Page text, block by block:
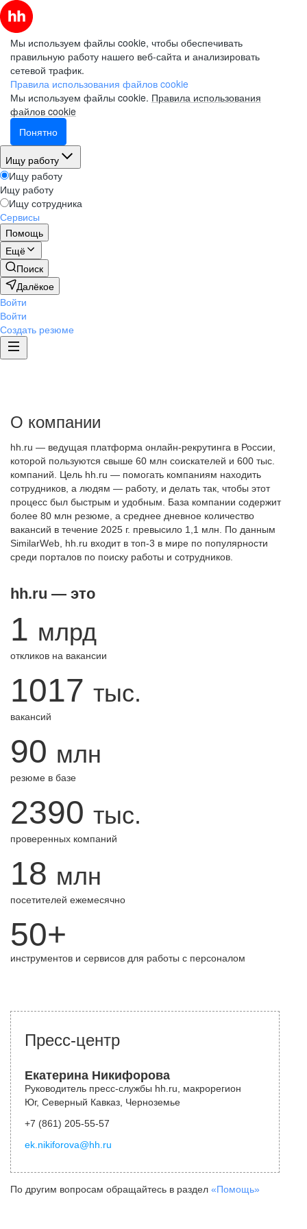
Мы используем файлы cookie, чтобы обеспечивать
правильную работу нашего веб-сайта и анализировать
сетевой трафик.
Правила использования файлов cookie
Мы используем файлы cookie. Правила использования
файлов cookie
Понятно
Ищу работу
Ищу работу
Ищу работу
Ищу сотрудника
Сервисы
Помощь
Ещё
Поиск
Далёкое
Войти
Войти
Создать резюме
О компании
hh.ru — ведущая платформа онлайн-рекрутинга в России,
которой пользуются свыше 60 млн соискателей и 600 тыс.
компаний. Цель hh.ru — помогать компаниям находить
сотрудников, а людям — работу, и делать так, чтобы этот
процесс был быстрым и удобным. База компании содержит
более 80 млн резюме, а среднее дневное количество
вакансий в течение 2025 г. превысило 1,1 млн. По данным
SimilarWeb, hh.ru входит в топ-3 в мире по популярности
среди порталов по поиску работы и сотрудников.
hh.ru — это
1 млрд
откликов на вакансии
1017 тыс.
вакансий
90 млн
резюме в базе
2390 тыс.
проверенных компаний
18 млн
посетителей ежемесячно
50+
инструментов и сервисов для работы с персоналом
Пресс-центр
Екатерина Никифорова
Руководитель пресс-службы hh.ru, макрорегион
Юг, Северный Кавказ, Черноземье
+7 (861) 205-55-57
ek.nikiforova@hh.ru
По другим вопросам обращайтесь в раздел «Помощь»